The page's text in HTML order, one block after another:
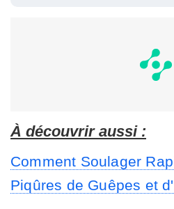
À découvrir aussi :
Comment Soulager
Piqûres de Guêpes et